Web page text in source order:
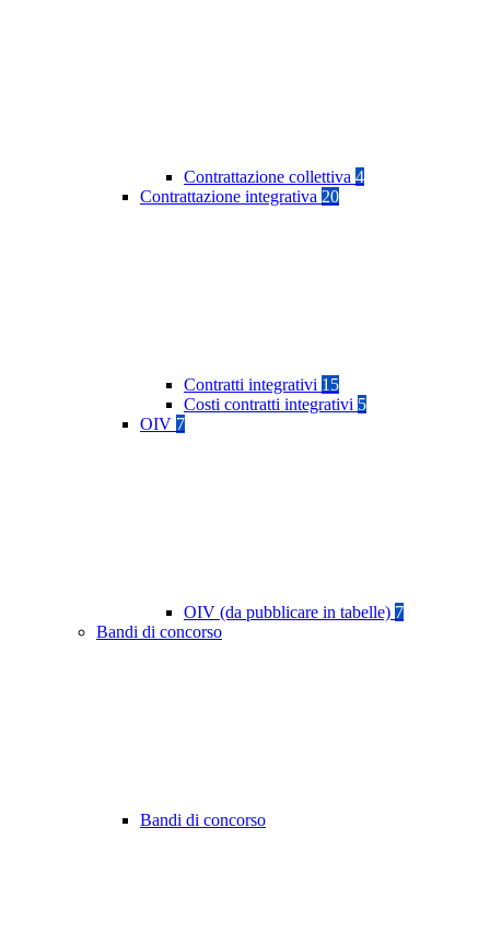
Contrattazione collettiva 4
Contrattazione integrativa 20
Contratti integrativi 15
Costi contratti integrativi 5
OIV 7
OIV (da pubblicare in tabelle) 7
Bandi di concorso
Bandi di concorso